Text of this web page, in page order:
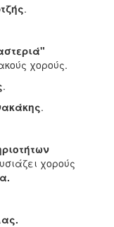
.
χορούς.
.
.
χορούς